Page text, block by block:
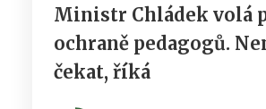
Ministr Chládek volá
ochraně pedagogů.
čekat, říká